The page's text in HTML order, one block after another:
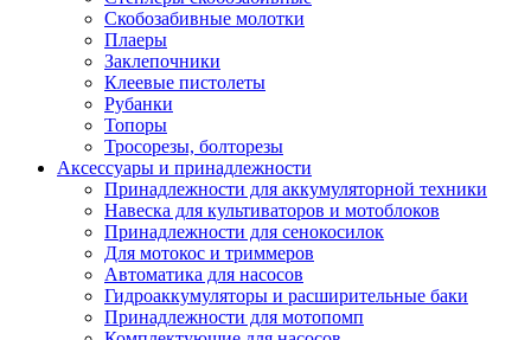
Скобозабивные молотки
Плаеры
Заклепочники
Клеевые пистолеты
Рубанки
Топоры
Тросорезы, болторезы
Аксессуары и принадлежности
Принадлежности для аккумуляторной техники
Навеска для культиваторов и мотоблоков
Принадлежности для сенокосилок
Для мотокос и триммеров
Автоматика для насосов
Гидроаккумуляторы и расширительные баки
Принадлежности для мотопомп